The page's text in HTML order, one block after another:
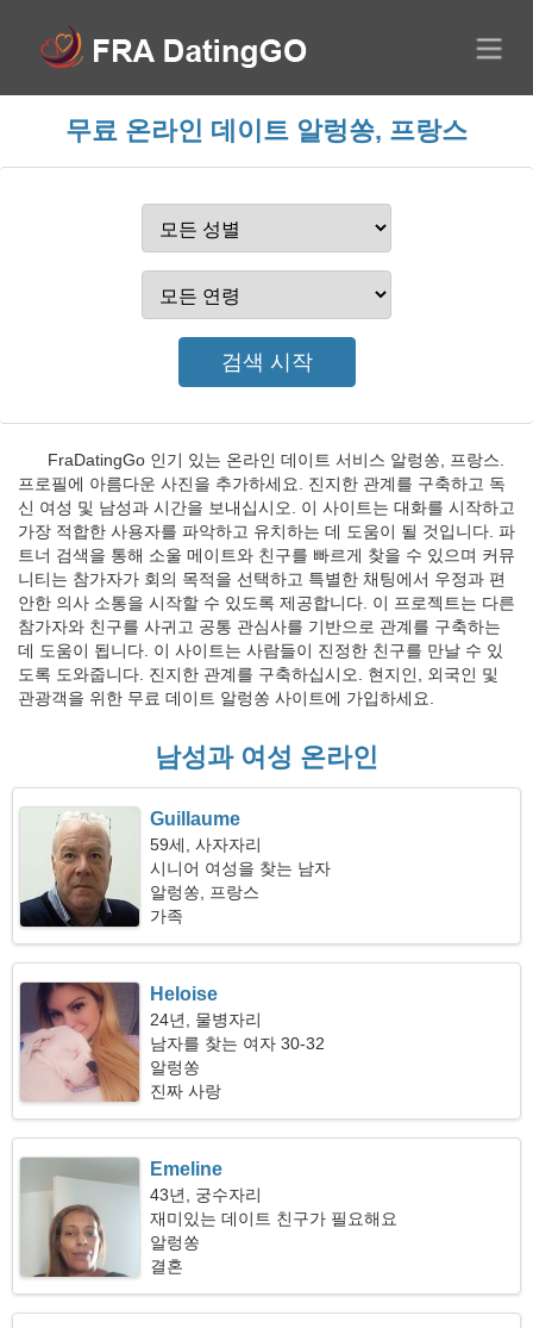
무료 온라인 데이트 알렁쏭, 프랑스
FraDatingGo 인기 있는 온라인 데이트 서비스 알렁쏭, 프랑스.
프로필에 아름다운 사진을 추가하세요. 진지한 관계를 구축하고 독
신 여성 및 남성과 시간을 보내십시오. 이 사이트는 대화를 시작하고
가장 적합한 사용자를 파악하고 유치하는 데 도움이 될 것입니다. 파
트너 검색을 통해 소울 메이트와 친구를 빠르게 찾을 수 있으며 커뮤
니티는 참가자가 회의 목적을 선택하고 특별한 채팅에서 우정과 편
안한 의사 소통을 시작할 수 있도록 제공합니다. 이 프로젝트는 다른
참가자와 친구를 사귀고 공통 관심사를 기반으로 관계를 구축하는
데 도움이 됩니다. 이 사이트는 사람들이 진정한 친구를 만날 수 있
도록 도와줍니다. 진지한 관계를 구축하십시오. 현지인, 외국인 및
관광객을 위한 무료 데이트 알렁쏭 사이트에 가입하세요.
남성과 여성 온라인
Guillaume
59세, 사자자리
시니어 여성을 찾는 남자
알렁쏭, 프랑스
가족
Heloise
24년, 물병자리
남자를 찾는 여자 30-32
알렁쏭
진짜 사랑
Emeline
43년, 궁수자리
재미있는 데이트 친구가 필요해요
알렁쏭
결혼